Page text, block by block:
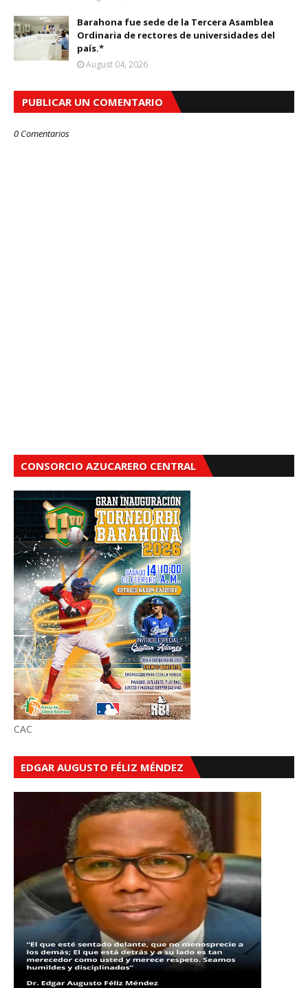
Barahona fue sede de la Tercera Asamblea
Ordinaria de rectores de universidades del
país.*
August 04, 2026
PUBLICAR UN COMENTARIO
0 Comentarios
CONSORCIO AZUCARERO CENTRAL
CAC
EDGAR AUGUSTO FÉLIZ MÉNDEZ